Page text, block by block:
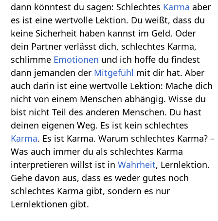
dann könntest du sagen: Schlechtes Karma aber
es ist eine wertvolle Lektion. Du weißt, dass du
keine Sicherheit haben kannst im Geld. Oder
dein Partner verlässt dich, schlechtes Karma,
schlimme Emotionen und ich hoffe du findest
dann jemanden der Mitgefühl mit dir hat. Aber
auch darin ist eine wertvolle Lektion: Mache dich
nicht von einem Menschen abhängig. Wisse du
bist nicht Teil des anderen Menschen. Du hast
deinen eigenen Weg. Es ist kein schlechtes
Karma. Es ist Karma. Warum schlechtes Karma? –
Was auch immer du als schlechtes Karma
interpretieren willst ist inWahrheit, Lernlektion.
Gehe davon aus, dass es weder gutes noch
schlechtes Karma gibt, sondern es nur
Lernlektionen gibt.